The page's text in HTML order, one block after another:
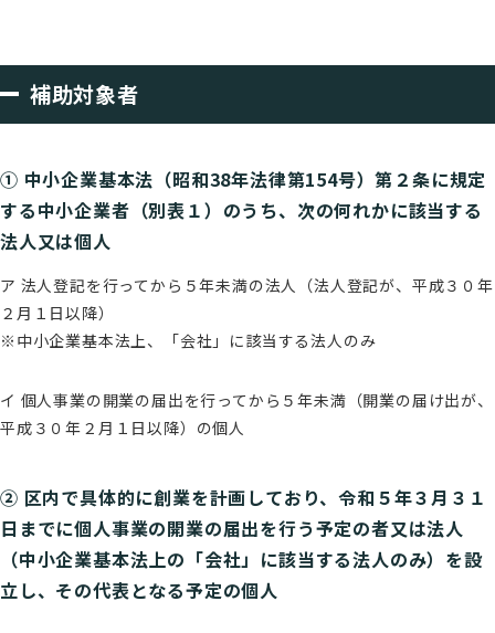
補助対象者
➀ 中小企業基本法（昭和38年法律第154号）第２条に規定
する中小企業者（別表１）のうち、次の何れかに該当する
法人又は個人
ア 法人登記を行ってから５年未満の法人（法人登記が、平成３０年
２月１日以降）
※中小企業基本法上、「会社」に該当する法人のみ
イ 個人事業の開業の届出を行ってから５年未満（開業の届け出が、
平成３０年２月１日以降）の個人
➁ 区内で具体的に創業を計画しており、令和５年３月３１
日までに個人事業の開業の届出を行う予定の者又は法人
（中小企業基本法上の「会社」に該当する法人のみ）を設
立し、その代表となる予定の個人